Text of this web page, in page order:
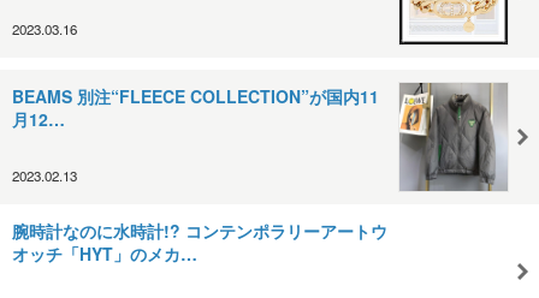
2023.03.16
BEAMS 別注“FLEECE COLLECTION”が国内11
月12…
2023.02.13
腕時計なのに水時計!? コンテンポラリーアートウ
オッチ「HYT」のメカ…